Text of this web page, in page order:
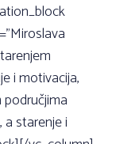
i motivacija,
starenje i